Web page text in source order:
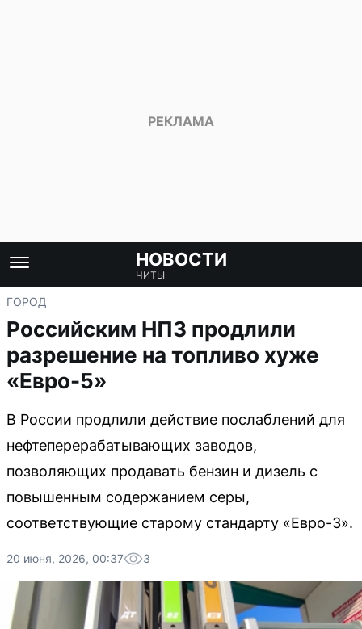
НОВОСТИ
ЧИТЫ
ГОРОД
Российским НПЗ продлили
разрешение на топливо хуже
«Евро-5»
В России продлили действие послаблений для
нефтеперерабатывающих заводов,
позволяющих продавать бензин и дизель с
повышенным содержанием серы,
соответствующие старому стандарту «Евро-3».
20 июня, 2026, 00:37 3